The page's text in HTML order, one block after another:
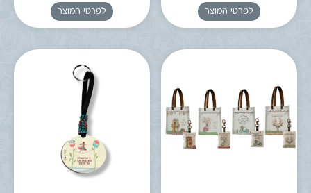
לפרטי המוצר לפרטי המוצר